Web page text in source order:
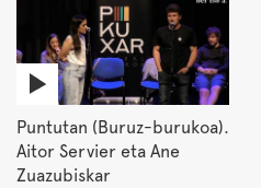
Puntutan (Buruz-burukoa).
Aitor Servier eta Ane
Zuazubiskar